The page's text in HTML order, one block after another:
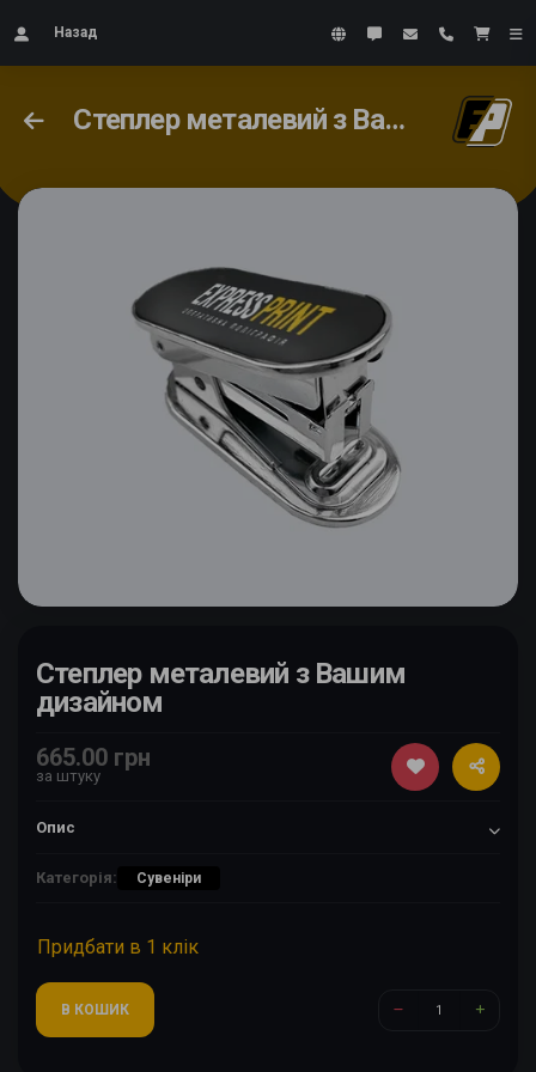
Назад
Степлер металевий з Вашим дизайном
Степлер металевий з Вашим
дизайном
665.00 грн
за штуку
Опис
Категорія: Сувеніри
Придбати в 1 клік
В КОШИК